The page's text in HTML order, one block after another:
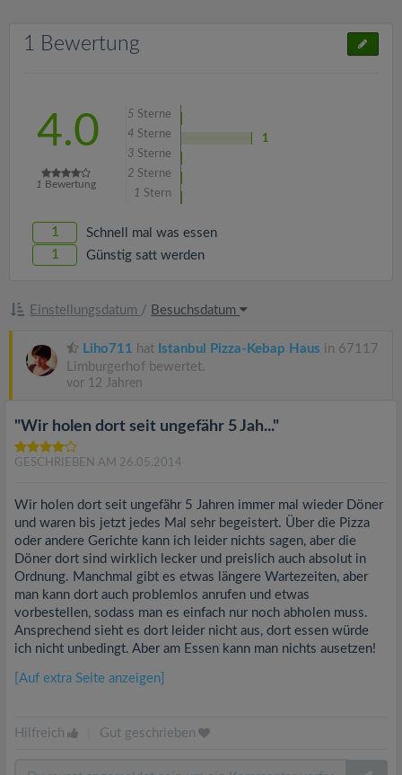
1 Bewertung
4.0
1 Bewertung
5 Sterne
4 Sterne
1
3 Sterne
2 Sterne
1 Stern
1 Schnell mal was essen
1 Günstig satt werden
Einstellungsdatum / Besuchsdatum
Liho711 hat Istanbul Pizza-Kebap Haus in 67117
Limburgerhof bewertet.
vor 12 Jahren
"Wir holen dort seit ungefähr 5 Jah..."
GESCHRIEBEN AM 26.05.2014
Wir holen dort seit ungefähr 5 Jahren immer mal wieder Döner
und waren bis jetzt jedes Mal sehr begeistert. Über die Pizza
oder andere Gerichte kann ich leider nichts sagen, aber die
Döner dort sind wirklich lecker und preislich auch absolut in
Ordnung. Manchmal gibt es etwas längere Wartezeiten, aber
man kann dort auch problemlos anrufen und etwas
vorbestellen, sodass man es einfach nur noch abholen muss.
Ansprechend sieht es dort leider nicht aus, dort essen würde
ich nicht unbedingt. Aber am Essen kann man nichts ausetzen!
[Auf extra Seite anzeigen]
Hilfreich Gut geschrieben